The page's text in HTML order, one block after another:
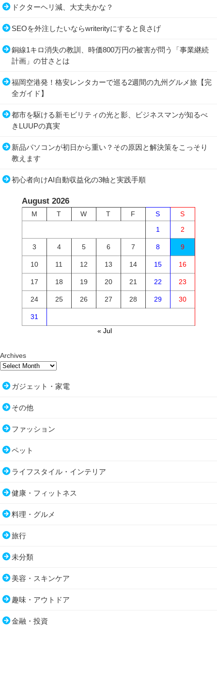
ドクターヘリ減、大丈夫かな？
SEOを外注したいならwriterityにすると良さげ
銅線1キロ消失の教訓、時価800万円の被害が問う「事業継続
計画」の甘さとは
福岡空港発！格安レンタカーで巡る2週間の九州グルメ旅【完
全ガイド】
都市を駆ける新モビリティの光と影、ビジネスマンが知るべ
きLUUPの真実
新品パソコンが初日から重い？その原因と解決策をこっそり
教えます
初心者向けAI自動収益化の3軸と実践手順
August 2026
M T W T F S
S
1
2
3 4 5 6 7 8 9
10 11 12 13 14 15 16
17 18 19 20 21 22 23
24 25 26 27 28 29 30
31
« Jul
Archives
ガジェット・家電
その他
ファッション
ペット
ライフスタイル・インテリア
健康・フィットネス
料理・グルメ
旅行
未分類
美容・スキンケア
趣味・アウトドア
金融・投資